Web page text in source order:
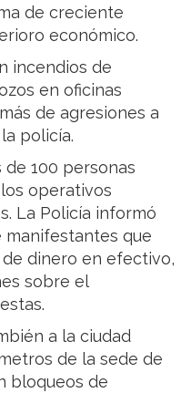
de creciente
económico.
incendios de
en oficinas
de agresiones a
policía.
de 100 personas
operativos
La Policía informó
manifestantes que
dinero en efectivo,
sobre el
a la ciudad
de la sede de
bloqueos de